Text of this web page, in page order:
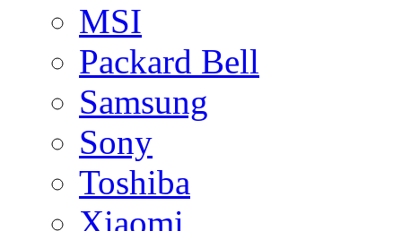
MSI
Packard Bell
Samsung
Sony
Toshiba
Xiaomi